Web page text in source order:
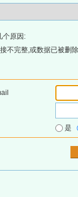
个原因:
不完整,或数据已被删
是